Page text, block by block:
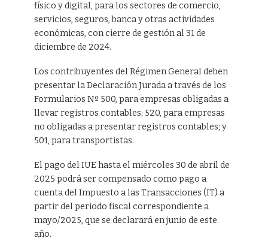
físico y digital, para los sectores de comercio,
servicios, seguros, banca y otras actividades
económicas, con cierre de gestión al 31 de
diciembre de 2024.
Los contribuyentes del Régimen General deben
presentar la Declaración Jurada a través de los
Formularios Nº 500, para empresas obligadas a
llevar registros contables; 520, para empresas
no obligadas a presentar registros contables; y
501, para transportistas.
El pago del IUE hasta el miércoles 30 de abril de
2025 podrá ser compensado como pago a
cuenta del Impuesto a las Transacciones (IT) a
partir del periodo fiscal correspondiente a
mayo/2025, que se declarará en junio de este
año.